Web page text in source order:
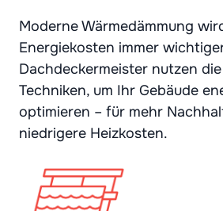
Moderne Wärmedämmung
Energiekosten immer
Dachdeckermeister nutzen
Techniken, um Ihr Gebäude
optimieren – für mehr
niedrigere Heizkosten.